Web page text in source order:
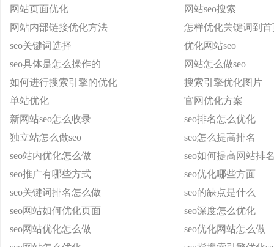
网站页面优化
网站seo搜索
网站内部链接优化方法
怎样优化关键词到首
seo关键词选择
优化网站seo
seo具体是怎么操作的
网站怎么做seo
如何进行搜索引擎的优化
搜索引擎优化图片
单站优化
官网优化方案
新网站seo怎么收录
seo排名怎么优化
独立站怎么做seo
seo怎么提高排名
seo站内优化怎么做
seo如何提高网站排
seo推广有哪些方式
seo优化哪些方面
seo关键词排名怎么做
seo的缺点是什么
seo网站如何优化页面
seo深度怎么优化
seo网站优化怎么做
seo优化网站怎么做